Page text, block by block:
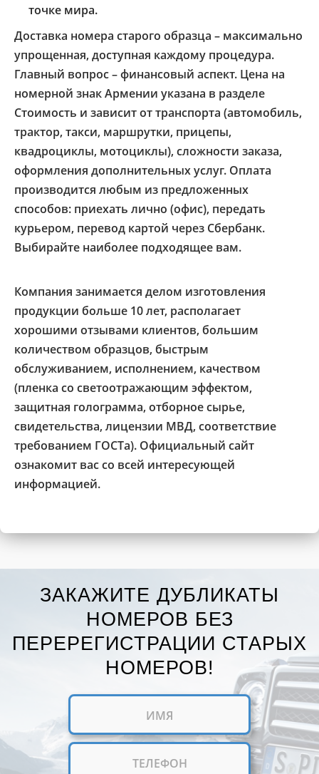
точке мира.
Доставка номера старого образца – максимально
упрощенная, доступная каждому процедура.
Главный вопрос – финансовый аспект. Цена на
номерной знак Армении указана в разделе
Стоимость и зависит от транспорта (автомобиль,
трактор, такси, маршрутки, прицепы,
квадроциклы, мотоциклы), сложности заказа,
оформления дополнительных услуг. Оплата
производится любым из предложенных
способов: приехать лично (офис), передать
курьером, перевод картой через Сбербанк.
Выбирайте наиболее подходящее вам.
Компания занимается делом изготовления
продукции больше 10 лет, располагает
хорошими отзывами клиентов, большим
количеством образцов, быстрым
обслуживанием, исполнением, качеством
(пленка со светоотражающим эффектом,
защитная голограмма, отборное сырье,
свидетельства, лицензии МВД, соответствие
требованием ГОСТа). Официальный сайт
ознакомит вас со всей интересующей
информацией.
ЗАКАЖИТЕ ДУБЛИКАТЫ
НОМЕРОВ БЕЗ
ПЕРЕРЕГИСТРАЦИИ СТАРЫХ
НОМЕРОВ!